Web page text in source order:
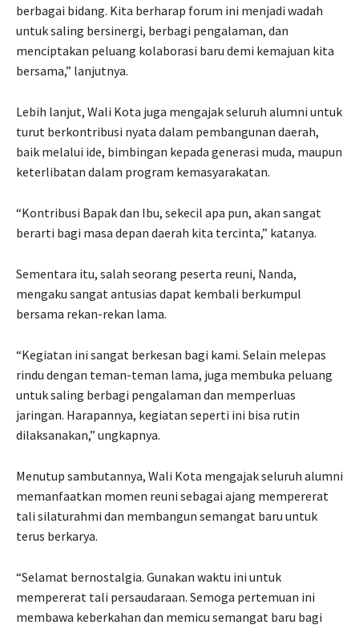
berbagai bidang. Kita berharap forum ini menjadi wadah
untuk saling bersinergi, berbagi pengalaman, dan
menciptakan peluang kolaborasi baru demi kemajuan kita
bersama,” lanjutnya.
Lebih lanjut, Wali Kota juga mengajak seluruh alumni untuk
turut berkontribusi nyata dalam pembangunan daerah,
baik melalui ide, bimbingan kepada generasi muda, maupun
keterlibatan dalam program kemasyarakatan.
“Kontribusi Bapak dan Ibu, sekecil apa pun, akan sangat
berarti bagi masa depan daerah kita tercinta,” katanya.
Sementara itu, salah seorang peserta reuni, Nanda,
mengaku sangat antusias dapat kembali berkumpul
bersama rekan-rekan lama.
“Kegiatan ini sangat berkesan bagi kami. Selain melepas
rindu dengan teman-teman lama, juga membuka peluang
untuk saling berbagi pengalaman dan memperluas
jaringan. Harapannya, kegiatan seperti ini bisa rutin
dilaksanakan,” ungkapnya.
Menutup sambutannya, Wali Kota mengajak seluruh alumni
memanfaatkan momen reuni sebagai ajang mempererat
tali silaturahmi dan membangun semangat baru untuk
terus berkarya.
“Selamat bernostalgia. Gunakan waktu ini untuk
mempererat tali persaudaraan. Semoga pertemuan ini
membawa keberkahan dan memicu semangat baru bagi